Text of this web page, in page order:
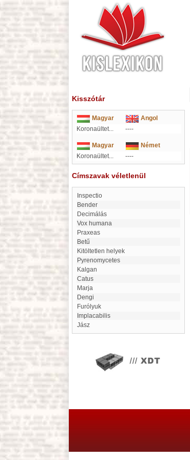
Kisszótár
Magyar
Angol
Koronaültet...
----
Magyar
Német
Koronaültet...
----
Címszavak véletlenül
Inspectio
Bender
Decimálás
Vox humana
Praxeas
betű
kitöltetlen helyek
Pyrenomycetes
Kalgan
Catus
Marja
Dengi
Furólyuk
Implacabilis
Jász